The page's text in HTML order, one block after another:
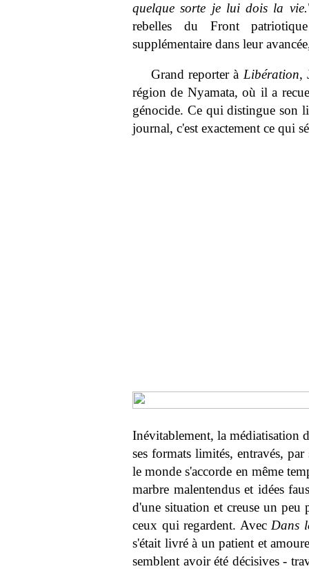
quelque sorte je lui dois la vie.
rebelles du Front
supplémentaire dans leur
Grand reporter à Libération,
région de Nyamata, où il a
génocide. Ce qui distingue son
journal, c'est exactement ce qui
Inévitablement, la médiatisation
ses formats limités, entravés,
le monde s'accorde en même
marbre malentendus et idées
d'une situation et creuse un peu
ceux qui regardent. Avec Dans
s'était livré à un patient et
semblent avoir été décisives -